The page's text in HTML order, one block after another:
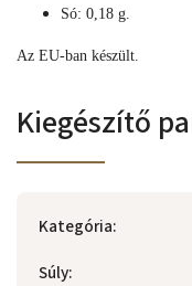
Só: 0,18 g.
Az EU-ban készült.
Kiegészítő
Kategória:
Súly: